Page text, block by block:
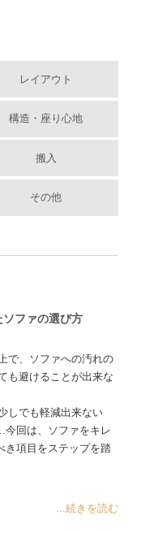
レイアウト
構造・座り心地
搬入
その他
ファの選び方
で、ソファへの汚れの
も避けることが出来な
しでも軽減出来ない
回は、ソファをキレ
き項目をステップを踏
...続きを読む